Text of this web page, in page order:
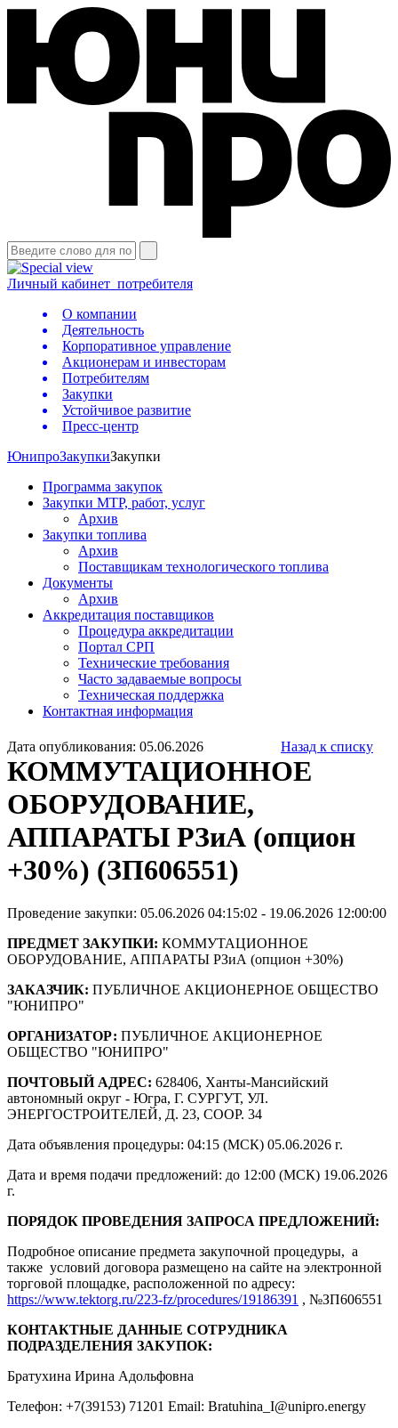
Личный кабинет потребителя
О компании
Деятельность
Корпоративное управление
Акционерам и инвесторам
Потребителям
Закупки
Устойчивое развитие
Пресс-центр
ЮнипроЗакупкиЗакупки
Программа закупок
Закупки МТР, работ, услуг
Архив
Закупки топлива
Архив
Поставщикам технологического топлива
Документы
Архив
Аккредитация поставщиков
Процедура аккредитации
Портал СРП
Технические требования
Часто задаваемые вопросы
Техническая поддержка
Контактная информация
Дата опубликования: 05.06.2026 Назад к списку
КОММУТАЦИОННОЕ
ОБОРУДОВАНИЕ,
АППАРАТЫ РЗиА (опцион
+30%) (ЗП606551)
Проведение закупки: 05.06.2026 04:15:02 - 19.06.2026 12:00:00
ПРЕДМЕТ ЗАКУПКИ: КОММУТАЦИОННОЕ
ОБОРУДОВАНИЕ, АППАРАТЫ РЗиА (опцион +30%)
ЗАКАЗЧИК: ПУБЛИЧНОЕ АКЦИОНЕРНОЕ ОБЩЕСТВО
"ЮНИПРО"
ОРГАНИЗАТОР: ПУБЛИЧНОЕ АКЦИОНЕРНОЕ
ОБЩЕСТВО "ЮНИПРО"
ПОЧТОВЫЙ АДРЕС: 628406, Ханты-Мансийский
автономный округ - Югра, Г. СУРГУТ, УЛ.
ЭНЕРГОСТРОИТЕЛЕЙ, Д. 23, СООР. 34
Дата объявления процедуры: 04:15 (МСК) 05.06.2026 г.
Дата и время подачи предложений: до 12:00 (МСК) 19.06.2026
г.
ПОРЯДОК ПРОВЕДЕНИЯ ЗАПРОСА ПРЕДЛОЖЕНИЙ:
Подробное описание предмета закупочной процедуры, а
также условий договора размещено на сайте на электронной
торговой площадке, расположенной по адресу:
https://www.tektorg.ru/223-fz/procedures/19186391 , №ЗП606551
КОНТАКТНЫЕ ДАННЫЕ СОТРУДНИКА
ПОДРАЗДЕЛЕНИЯ ЗАКУПОК:
Братухина Ирина Адольфовна
Телефон: +7(39153) 71201 Email: Bratuhina_I@unipro.energy